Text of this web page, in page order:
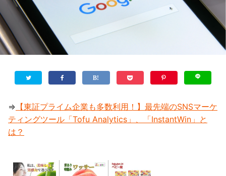
⇒ 【東証プライム企業も多数利用！】最先端のSNSマーケ
ティングツール「Tofu Analytics」、「InstantWin」と
は？